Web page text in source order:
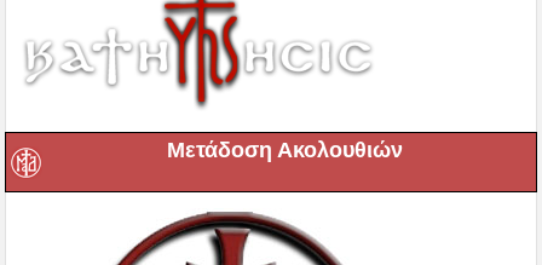
Μετάδοση Ακολουθιών